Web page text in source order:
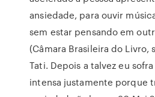
ansiedade, para ouvir
sem estar pensando em
(Câmara Brasileira do Livro,
Tati. Depois a talvez eu
intensa justamente porque